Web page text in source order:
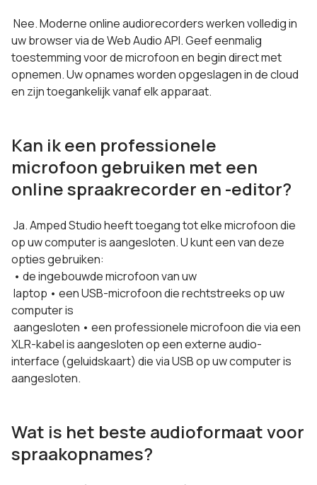
Nee. Moderne online audiorecorders werken volledig in
uw browser via de Web Audio API. Geef eenmalig
toestemming voor de microfoon en begin direct met
opnemen. Uw opnames worden opgeslagen in de cloud
en zijn toegankelijk vanaf elk apparaat.
Kan ik een professionele
microfoon gebruiken met een
online spraakrecorder en -editor?
Ja. Amped Studio heeft toegang tot elke microfoon die
op uw computer is aangesloten. U kunt een van deze
opties gebruiken:
• de ingebouwde microfoon van uw
laptop • een USB-microfoon die rechtstreeks op uw
computer is
aangesloten • een professionele microfoon die via een
XLR-kabel is aangesloten op een externe audio-
interface (geluidskaart) die via USB op uw computer is
aangesloten.
Wat is het beste audioformaat voor
spraakopnames?